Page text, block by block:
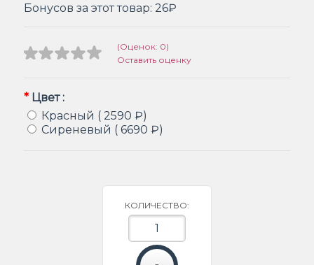
Бонусов за этот товар: 26₽
(Оценок: 0)
Оставить оценку
* Цвет :
Красный ( 2590 ₽)
Сиреневый ( 6690 ₽)
КОЛИЧЕСТВО: